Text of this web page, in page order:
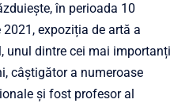
în perioada 10
expoziția de artă a
unul dintre cei mai importanți
câștigător a numeroase
și fost profesor al